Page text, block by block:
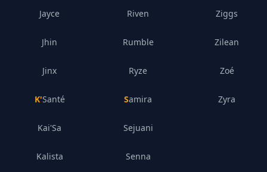
Jayce
Jhin
Jinx
K'Santé
Kai'Sa
Kalista
Riven
Rumble
Ryze
Samira
Sejuani
Senna
Ziggs
Zilean
Zoé
Zyra